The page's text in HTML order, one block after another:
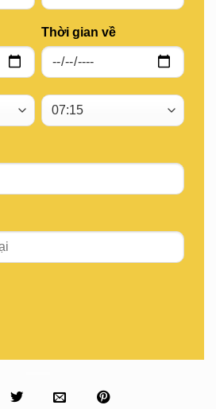
Thời gian về